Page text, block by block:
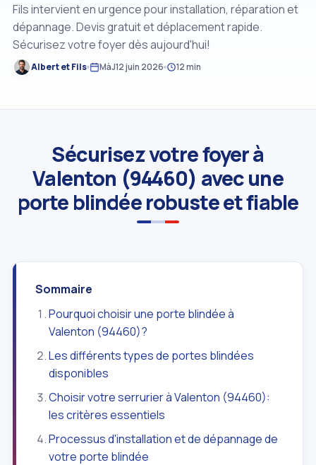
Fils intervient en urgence pour installation, réparation et
dépannage. Devis gratuit et déplacement rapide.
Sécurisez votre foyer dès aujourd'hui!
Albert et Fils MàJ12 juin 2026 12 min
Sécurisez votre foyer à
Valenton (94460) avec une
porte blindée robuste et fiable
Sommaire
Pourquoi choisir une porte blindée à
Valenton (94460)?
Les différents types de portes blindées
disponibles
Choisir votre serrurier à Valenton (94460):
les critères essentiels
Processus d'installation et de dépannage de
votre porte blindée